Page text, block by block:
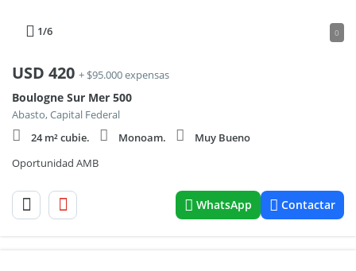
1/6 0
USD 420 + $95.000 expensas
Boulogne Sur Mer 500
Abasto, Capital Federal
24 m² cubie.
Monoam.
Muy Bueno
Oportunidad AMB
WhatsApp Contactar